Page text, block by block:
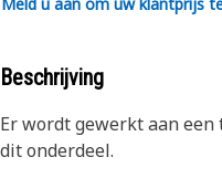
Beschrijving
Er wordt gewerkt aan
dit onderdeel.